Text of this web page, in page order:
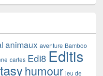
animaux aventure Bamboo
cartes Edi8 Editis
humour jeu de